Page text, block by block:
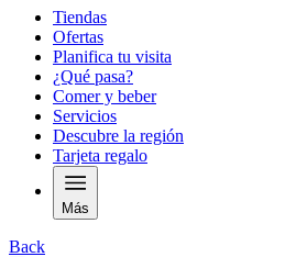
Tiendas
Ofertas
Planifica tu visita
¿Qué pasa?
Comer y beber
Servicios
Descubre la región
Tarjeta regalo
Más
Back